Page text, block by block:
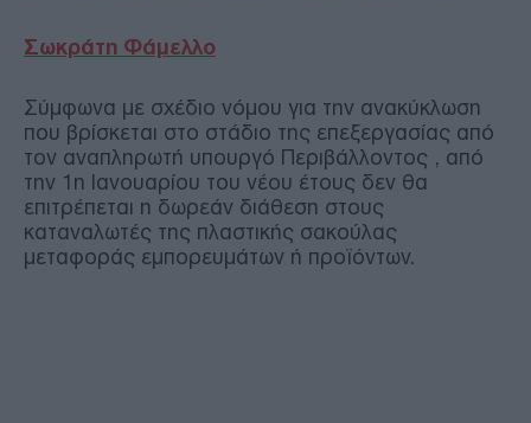
Σωκράτη Φάμελλο
Σύμφωνα με σχέδιο νόμου για την ανακύκλωση
που βρίσκεται στο στάδιο της επεξεργασίας από
τον αναπληρωτή υπουργό Περιβάλλοντος , από
την 1η Ιανουαρίου του νέου έτους δεν θα
επιτρέπεται η δωρεάν διάθεση στους
καταναλωτές της πλαστικής σακούλας
μεταφοράς εμπορευμάτων ή προϊόντων.